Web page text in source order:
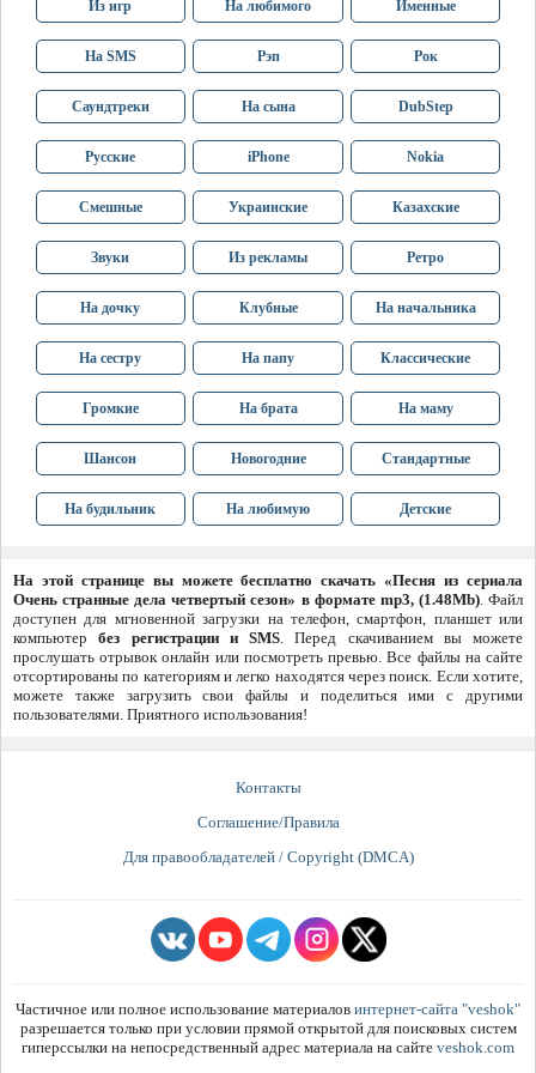
Из игр На любимого Именные
На SMS Рэп Рок
Саундтреки На сына DubStep
Русские iPhone Nokia
Смешные Украинские Казахские
Звуки Из рекламы Ретро
На дочку Клубные На начальника
На сестру На папу Классические
Громкие На брата На маму
Шансон Новогодние Стандартные
На будильник На любимую Детские
На этой странице вы можете бесплатно скачать «Песня из сериала
Очень странные дела четвертый сезон» в формате mp3, (1.48Mb). Файл
доступен для мгновенной загрузки на телефон, смартфон, планшет или
компьютербез регистрации и SMS. Перед скачиванием вы можете
прослушать отрывок онлайн или посмотреть превью. Все файлы на сайте
отсортированы по категориям и легко находятся через поиск. Если хотите,
можете также загрузить свои файлы и поделиться ими с другими
пользователями. Приятного использования!
Контакты
Соглашение/Правила
Для правообладателей / Copyright (DMCA)
Частичное или полное использование материалов интернет-сайта "veshok"
разрешается только при условии прямой открытой для поисковых систем
гиперссылки на непосредственный адрес материала на сайте veshok.com